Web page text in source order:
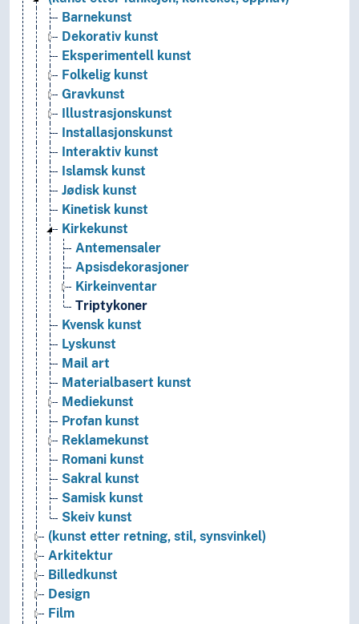
Barnekunst
Dekorativ kunst
Eksperimentell kunst
Folkelig kunst
Gravkunst
Illustrasjonskunst
Installasjonskunst
Interaktiv kunst
Islamsk kunst
Jødisk kunst
Kinetisk kunst
Kirkekunst
Antemensaler
Apsisdekorasjoner
Kirkeinventar
Triptykoner
Kvensk kunst
Lyskunst
Mail art
Materialbasert kunst
Mediekunst
Profan kunst
Reklamekunst
Romani kunst
Sakral kunst
Samisk kunst
Skeiv kunst
(kunst etter retning, stil, synsvinkel)
Arkitektur
Billedkunst
Design
Film